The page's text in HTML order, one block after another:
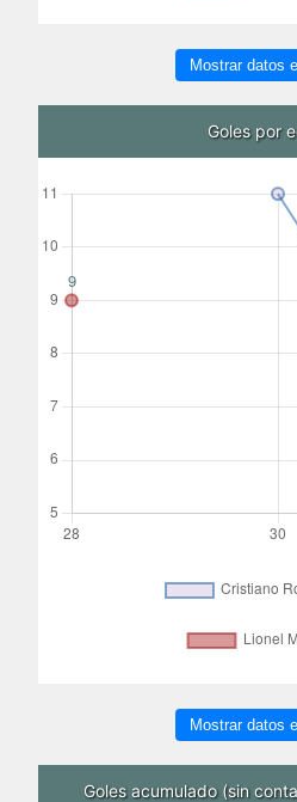
Mostrar datos
Goles por
Mostrar datos
Goles acumulado (sin